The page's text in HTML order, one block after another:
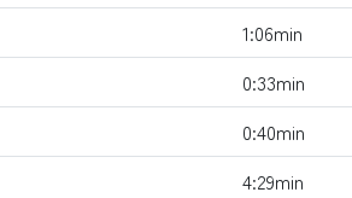
1:06min
0:33min
0:40min
4:29min